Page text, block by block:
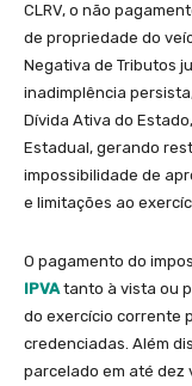
CLRV, o não
de propriedade do
Negativa de Tributos
inadimplência
Dívida Ativa do
Estadual, gerando
impossibilidade de
e limitações ao
O pagamento do
IPVAtanto à vista ou
do exercício corrente
credenciadas. Além
parcelado em até dez